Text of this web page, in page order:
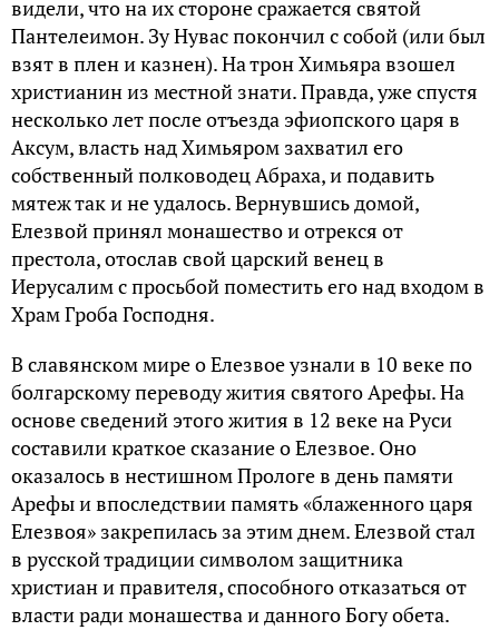
видели, что на их стороне сражается святой
Пантелеимон. Зу Нувас покончил с собой (или был
взят в плен и казнен). На трон Химьяра взошел
христианин из местной знати. Правда, уже спустя
несколько лет после отъезда эфиопского царя в
Аксум, власть над Химьяром захватил его
собственный полководец Абраха, и подавить
мятеж так и не удалось. Вернувшись домой,
Елезвой принял монашество и отрекся от
престола, отослав свой царский венец в
Иерусалим с просьбой поместить его над входом в
Храм Гроба Господня.
В славянском мире о Елезвое узнали в 10 веке по
болгарскому переводу жития святого Арефы. На
основе сведений этого жития в 12 веке на Руси
составили краткое сказание о Елезвое. Оно
оказалось в нестишном Прологе в день памяти
Арефы и впоследствии память «блаженного царя
Елезвоя» закрепилась за этим днем. Елезвой стал
в русской традиции символом защитника
христиан и правителя, способного отказаться от
власти ради монашества и данного Богу обета.